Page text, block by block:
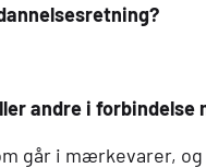
andre i forbindelse
går i mærkevarer,